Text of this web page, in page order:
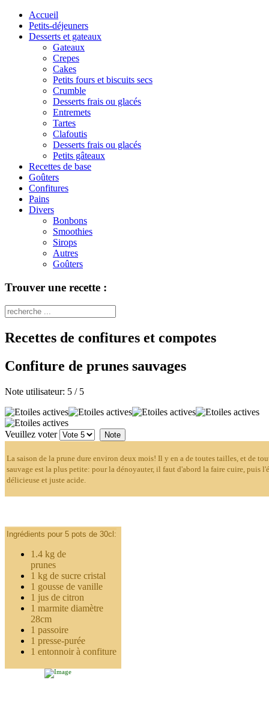
Accueil
Petits-déjeuners
Desserts et gateaux
Gateaux
Crepes
Cakes
Petits fours et biscuits secs
Crumble
Desserts frais ou glacés
Entremets
Tartes
Clafoutis
Desserts frais ou glacés
Petits gâteaux
Recettes de base
Goûters
Confitures
Pains
Divers
Bonbons
Smoothies
Sirops
Autres
Goûters
Trouver une recette :
Recettes de confitures et compotes
Confiture de prunes sauvages
Note utilisateur: 5 / 5
Veuillez voter
La saison de la prune dure environ deux mois! Il y en a de toutes tailles, et de
sauvage est la plus petite: pour la dénoyauter, il faut d'abord la faire cuire, puis
délicieuse et juste acide.
Ingrédients pour 5 pots de 30cl:
1.4 kg de
prunes
1 kg de sucre cristal
1 gousse de vanille
1 jus de citron
1 marmite diamètre
28cm
1 passoire
1 presse-purée
1 entonnoir à confiture